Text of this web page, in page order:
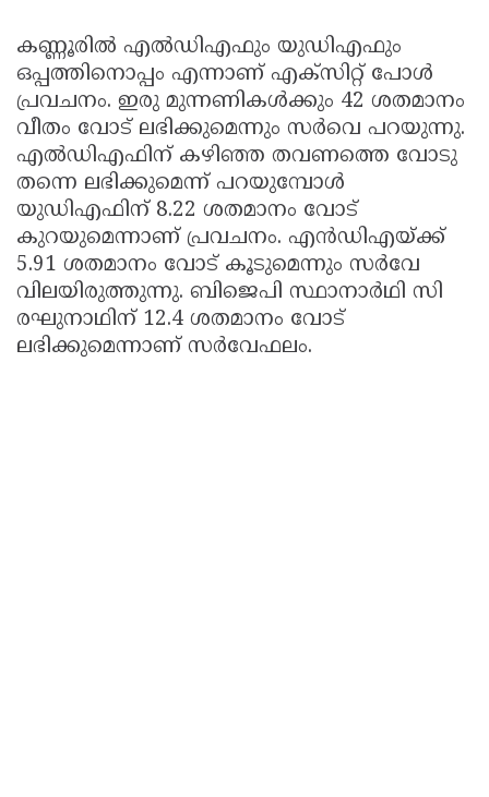
കണ്ണൂരില്‍ എല്‍ഡിഎഫും യുഡിഎഫും
ഒപ്പത്തിനൊപ്പം എന്നാണ് എക്‌സിറ്റ് പോള്‍
പ്രവചനം. ഇരു മുന്നണികള്‍ക്കും 42 ശതമാനം
വീതം വോട് ലഭിക്കുമെന്നും സര്‍വെ പറയുന്നു.
എല്‍ഡിഎഫിന് കഴിഞ്ഞ തവണത്തെ വോടു
തന്നെ ലഭിക്കുമെന്ന് പറയുമ്പോള്‍
യുഡിഎഫിന് 8.22 ശതമാനം വോട്
കുറയുമെന്നാണ് പ്രവചനം. എന്‍ഡിഎയ്ക്ക്
5.91 ശതമാനം വോട് കൂടുമെന്നും സര്‍വേ
വിലയിരുത്തുന്നു. ബിജെപി സ്ഥാനാര്‍ഥി സി
രഘുനാഥിന് 12.4 ശതമാനം വോട്
ലഭിക്കുമെന്നാണ് സര്‍വേഫലം.